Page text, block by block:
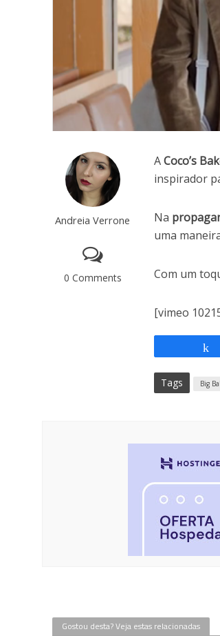
Andreia Verrone
0 Comments
ACoco’s
inspirador
Na
uma
Com um
[vimeo
Tags Big
Gostou desta? Veja estas relacionadas